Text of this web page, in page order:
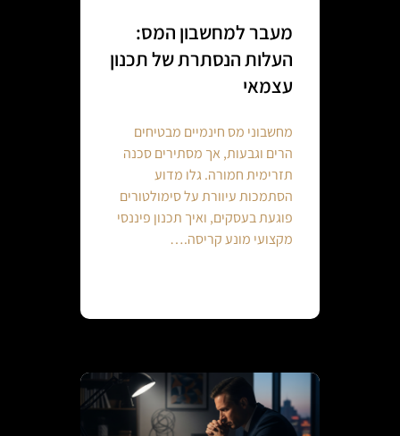
מעבר למחשבון המס:
העלות הנסתרת של תכנון
עצמאי
מחשבוני מס חינמיים מבטיחים
הרים וגבעות, אך מסתירים סכנה
תזרימית חמורה. גלו מדוע
הסתמכות עיוורת על סימולטורים
פוגעת בעסקים, ואיך תכנון פיננסי
מקצועי מונע קריסה.…